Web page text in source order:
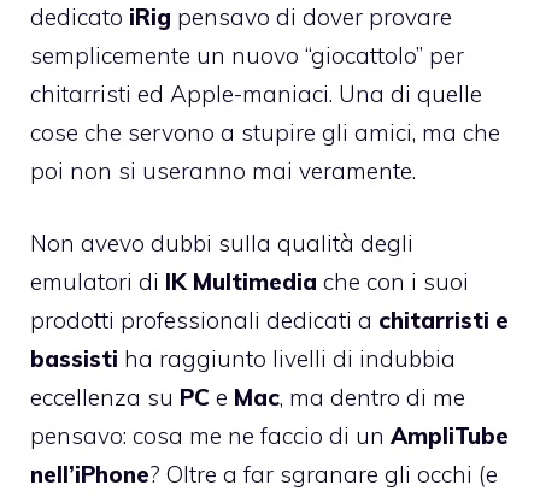
dedicato iRig pensavo di dover provare
semplicemente un nuovo “giocattolo” per
chitarristi ed Apple-maniaci. Una di quelle
cose che servono a stupire gli amici, ma che
poi non si useranno mai veramente.
Non avevo dubbi sulla qualità degli
emulatori di IK Multimedia che con i suoi
prodotti professionali dedicati a chitarristi e
bassisti ha raggiunto livelli di indubbia
eccellenza su PC e Mac, ma dentro di me
pensavo: cosa me ne faccio di un AmpliTube
nell’iPhone? Oltre a far sgranare gli occhi (e